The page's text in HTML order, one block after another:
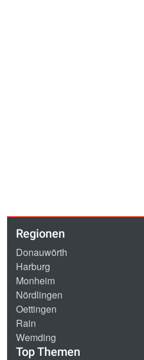
Regionen
Donauwörth
Harburg
Monheim
Nördlingen
Oettingen
Rain
Wemding
Top Themen